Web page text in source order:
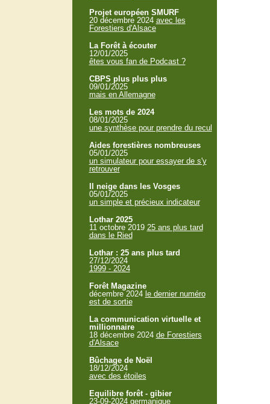
Projet européen SMURF
20 décembre 2024 avec les
Forestiers d'Alsace
La Forêt à écouter
12/01/2025
êtes vous fan de Podcast ?
CBPS plus plus plus
09/01/2025
mais en Allemagne
Les mots de 2024
08/01/2025
une synthèse pour prendre du recul
Aides forestières nombreuses
05/01/2025
un simulateur pour essayer de s'y
retrouver
Il neige dans les Vosges
05/01/2025
un simple et précieux indicateur
Lothar 2025
11 octobre 2019 25 ans plus tard
dans le Ried
Lothar : 25 ans plus tard
27/12/2024
1999 - 2024
Forêt Magazine
décembre 2024 le dernier numéro
est de sortie
La communication virtuelle et
millionnaire
18 décembre 2024 de Forestiers
d'Alsace
Bûchage de Noël
18/12/2024
avec des étoiles
Equilibre forêt - gibier
23-09-2024 germanique